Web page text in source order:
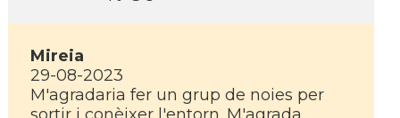
Mireia
29-08-2023
M'agradaria fer un grup de noies per